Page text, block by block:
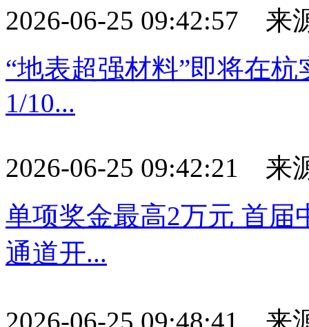
2026-06-25 09:42:57 来
“地表超强材料”即将在
1/10...
2026-06-25 09:42:21 来
单项奖金最高2万元 首
通道开...